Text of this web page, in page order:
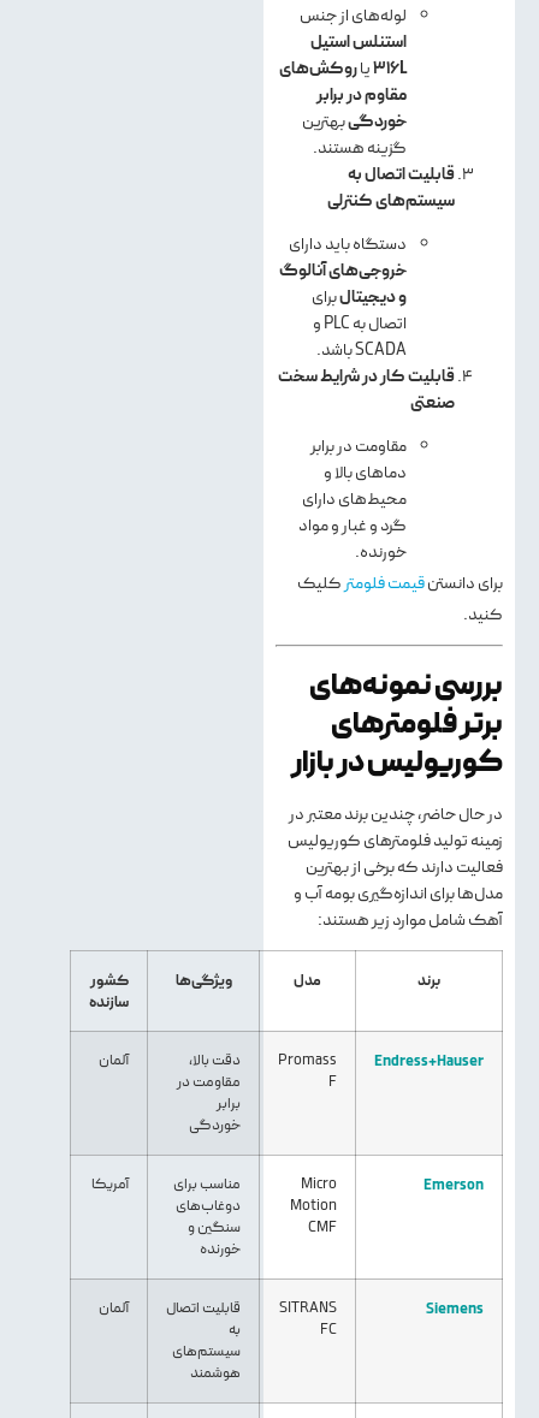
لوله‌های از جنس
استنلس استیل
316Lیاروکش‌های
مقاوم در برابر
خوردگیبهترین
گزینه هستند.
قابلیت اتصال به
سیستم‌های کنترلی
دستگاه باید دارای
خروجی‌های آنالوگ
و دیجیتالبرای
اتصال به PLC و
SCADA باشد.
قابلیت کار در شرایط سخت
صنعتی
مقاومت در برابر
دماهای بالا و
محیط‌های دارای
گرد و غبار و مواد
خورنده.
برای دانستنقیمت فلومترکلیک
کنید.
بررسی نمونه‌های
برتر فلومترهای
کوریولیس در بازار
در حال حاضر، چندین برند معتبر در
زمینه تولید فلومترهای کوریولیس
فعالیت دارند که برخی از بهترین
مدل‌ها برای اندازه‌گیری بومه آب و
آهک شامل موارد زیر هستند:
برند مدل ویژگی‌ها
کشور
سازنده
Endress+Hauser
Promass
دقت بالا،
مقاومت در
برابر
خوردگی
آلمان
Emerson
Micro
Motion
CMF
مناسب برای
دوغاب‌های
سنگین و
خورنده
آمریکا
Siemens
SITRANS
FC
قابلیت اتصال
سیستم‌های
هوشمند
آلمان